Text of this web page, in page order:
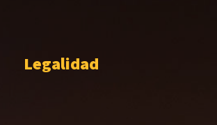
Legalidad